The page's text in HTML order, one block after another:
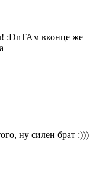
:DnТАм вконце же
ну силен брат :)))